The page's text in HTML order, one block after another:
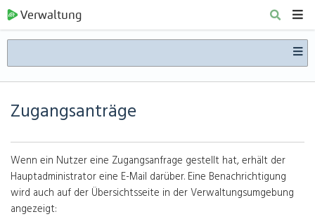
Verwaltung
Zugangsanträge
Wenn ein Nutzer eine Zugangsanfrage gestellt hat, erhält der
Hauptadministrator eine E-Mail darüber. Eine Benachrichtigung
wird auch auf der Übersichtsseite in der Verwaltungsumgebung
angezeigt: